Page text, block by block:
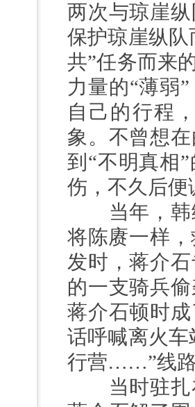
两次与琼崖
保护琼崖纵队
共”任务而来
力量的“薄弱
自己的行程
象。不曾想
到“不明真相
伤，不久后便
当年，韩
将陈赓一样
发时，蒋介
的一支骑兵
蒋介石顿时
话呼喊离火车
行营……”线
当时驻扎